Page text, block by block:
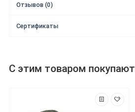
Отзывов (0)
Сертификаты
С этим товаром покупают